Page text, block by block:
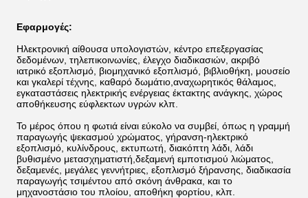
Εφαρμογές:
Ηλεκτρονική αίθουσα υπολογιστών, κέντρο επεξεργασίας
δεδομένων, τηλεπικοινωνίες, έλεγχο διαδικασιών, ακριβό
ιατρικό εξοπλισμό, βιομηχανικό εξοπλισμό, βιβλιοθήκη, μουσείο
και γκαλερί τέχνης, καθαρό δωμάτιο,αναχωρητικός θάλαμος,
εγκαταστάσεις ηλεκτρικής ενέργειας έκτακτης ανάγκης, χώρος
αποθήκευσης εύφλεκτων υγρών κλπ.
Το μέρος όπου η φωτιά είναι εύκολο να συμβεί, όπως η γραμμή
παραγωγής ψεκασμού χρώματος, γήρανση-ηλεκτρικό
εξοπλισμό, κυλίνδρους, εκτυπωτή, διακόπτη λάδι, λάδι
βυθισμένο μετασχηματιστή,δεξαμενή εμποτισμού λιώματος,
δεξαμενές, μεγάλες γεννήτριες, εξοπλισμό ξήρανσης, διαδικασία
παραγωγής τσιμέντου από σκόνη άνθρακα, και το
μηχανοστάσιο του πλοίου, αποθήκη φορτίου, κλπ.